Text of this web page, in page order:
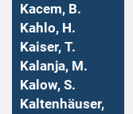
Kacem, B.
Kahlo, H.
Kaiser, T.
Kalanja, M.
Kalow, S.
Kaltenhäuser,